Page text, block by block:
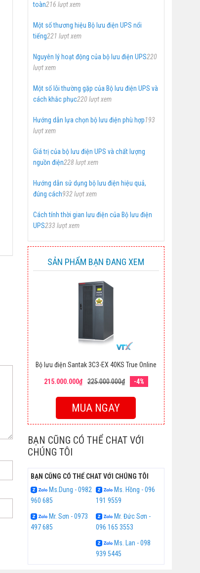
toàn216 lượt xem
Một số thương hiệu Bộ lưu điện UPS nổi
tiếng221 lượt xem
Nguyên lý hoạt động của bộ lưu điện UPS220
lượt xem
Một số lỗi thường gặp của Bộ lưu điện UPS và
cách khắc phục220 lượt xem
Hướng dẫn lựa chọn bộ lưu điện phù hợp193
lượt xem
Giá trị của bộ lưu điện UPS và chất lượng
nguồn điện228 lượt xem
Hướng dẫn sử dụng bộ lưu điện hiệu quả,
đúng cách932 lượt xem
Cách tính thời gian lưu điện của Bộ lưu điện
UPS233 lượt xem
SẢN PHẨM BẠN ĐANG XEM
Bộ lưu điện Santak 3C3-EX 40KS True Online
215.000.000₫ 225.000.000₫ -4%
MUA NGAY
BẠN CŨNG CÓ THỂ CHAT VỚI
CHÚNG TÔI
BẠN CŨNG CÓ THỂ CHAT VỚI CHÚNG TÔI
Ms.Dung - 0982
960 685
Ms. Hồng - 096
191 9559
Mr. Sơn - 0973
497 685
Mr. Đức Sơn -
096 165 3553
Ms. Lan - 098
939 5445